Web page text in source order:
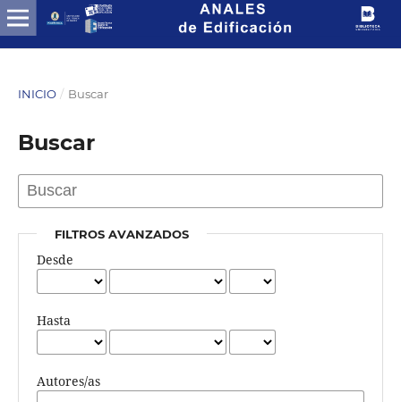
INICIO / Buscar
Buscar
FILTROS AVANZADOS
Desde
Hasta
Autores/as